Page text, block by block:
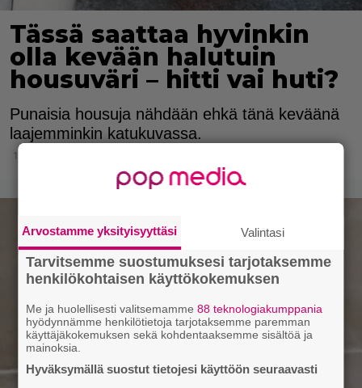
Tässä saattaa hyvinkin
olla kevään halutuin
housuväri – hitti vai huti?
Punaisia housuja nähdään ehkä tänä keväänä
laajemminkin katukuvassa.
1.3.2025 20:15
Arvostamme yksityisyyttäsi Valintasi
Tarvitsemme suostumuksesi tarjotaksemme
henkilökohtaisen käyttökokemuksen
Me ja huolellisesti valitsemamme88 teknologiakumppania
hyödynnämme henkilötietoja tarjotaksemme paremman
käyttäjäkokemuksen sekä kohdentaaksemme sisältöä ja
mainoksia.
Hyväksymällä suostut tietojesi käyttöön seuraavasti